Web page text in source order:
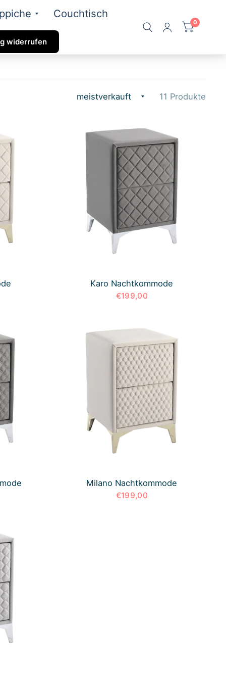
Couchtisch
widerrufen
0
11 Produkte
Karo Nachtkommode
€199,00
Milano Nachtkommode
€199,00